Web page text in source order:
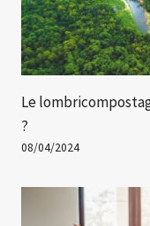
Le
?
08/04/2024